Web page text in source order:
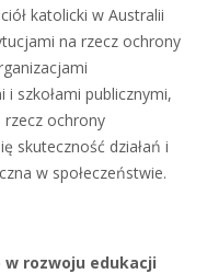
katolicki w Australii
na rzecz ochrony
szkołami publicznymi,
rzecz ochrony
skuteczność działań i
w społeczeństwie.
w rozwoju edukacji